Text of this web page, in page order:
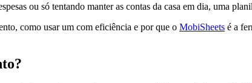
ou só tentando manter as contas da casa em dia, uma
como usar um com eficiência e por que o MobiSheets é a